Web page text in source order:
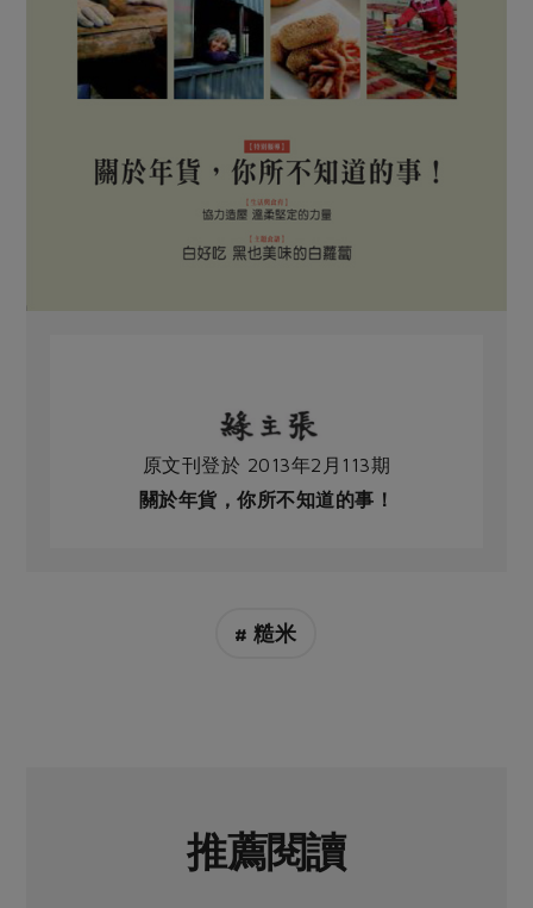
原文刊登於 2013年2月113期
關於年貨，你所不知道的事！
# 糙米
推薦閱讀